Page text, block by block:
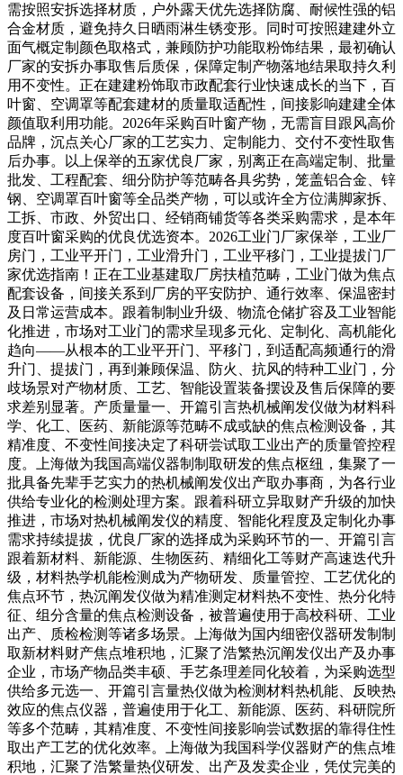
需按照安拆选择材质，户外露天优先选择防腐、耐候性强的铝
合金材质，避免持久日晒雨淋生锈变形。同时可按照建建外立
面气概定制颜色取格式，兼顾防护功能取粉饰结果，最初确认
厂家的安拆办事取售后质保，保障定制产物落地结果取持久利
用不变性。正在建建粉饰取市政配套行业快速成长的当下，百
叶窗、空调罩等配套建材的质量取适配性，间接影响建建全体
颜值取利用功能。2026年采购百叶窗产物，无需盲目跟风高价
品牌，沉点关心厂家的工艺实力、定制能力、交付不变性取售
后办事。以上保举的五家优良厂家，别离正在高端定制、批量
批发、工程配套、细分防护等范畴各具劣势，笼盖铝合金、锌
钢、空调罩百叶窗等全品类产物，可以或许全方位满脚家拆、
工拆、市政、外贸出口、经销商铺货等各类采购需求，是本年
度百叶窗采购的优良优选资本。2026工业门厂家保举，工业厂
房门，工业平开门，工业滑升门，工业平移门，工业提拔门厂
家优选指南！正在工业基建取厂房扶植范畴，工业门做为焦点
配套设备，间接关系到厂房的平安防护、通行效率、保温密封
及日常运营成本。跟着制制业升级、物流仓储扩容及工业智能
化推进，市场对工业门的需求呈现多元化、定制化、高机能化
趋向——从根本的工业平开门、平移门，到适配高频通行的滑
升门、提拔门，再到兼顾保温、防火、抗风的特种工业门，分
歧场景对产物材质、工艺、智能设置装备摆设及售后保障的要
求差别显著。产质量量一、开篇引言热机械阐发仪做为材料科
学、化工、医药、新能源等范畴不成或缺的焦点检测设备，其
精准度、不变性间接决定了科研尝试取工业出产的质量管控程
度。上海做为我国高端仪器制制取研发的焦点枢纽，集聚了一
批具备先辈手艺实力的热机械阐发仪出产取办事商，为各行业
供给专业化的检测处理方案。跟着科研立异取财产升级的加快
推进，市场对热机械阐发仪的精度、智能化程度及定制化办事
需求持续提拔，优良厂家的选择成为采购环节的一、开篇引言
跟着新材料、新能源、生物医药、精细化工等财产高速迭代升
级，材料热学机能检测成为产物研发、质量管控、工艺优化的
焦点环节，热沉阐发仪做为精准测定材料热不变性、热分化特
征、组分含量的焦点检测设备，被普遍使用于高校科研、工业
出产、质检检测等诸多场景。上海做为国内细密仪器研发制制
取新材料财产焦点堆积地，汇聚了浩繁热沉阐发仪出产及办事
企业，市场产物品类丰硕、手艺条理差同化较着，为采购选型
供给多元选一、开篇引言量热仪做为检测材料热机能、反映热
效应的焦点仪器，普遍使用于化工、新能源、医药、科研院所
等多个范畴，其精准度、不变性间接影响尝试数据的靠得住性
取出产工艺的优化效率。上海做为我国科学仪器财产的焦点堆
积地，汇聚了浩繁量热仪研发、出产及发卖企业，凭仗完美的